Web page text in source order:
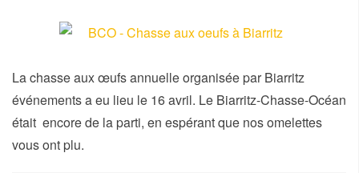
La chasse aux œufs annuelle organisée par Biarritz
événements a eu lieu le 16 avril. Le Biarritz-Chasse-Océan
était encore de la parti, en espérant que nos omelettes
vous ont plu.